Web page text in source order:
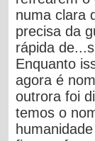
numa clara
precisa da
rápida
Enquanto
agora é
outrora foi
temos o